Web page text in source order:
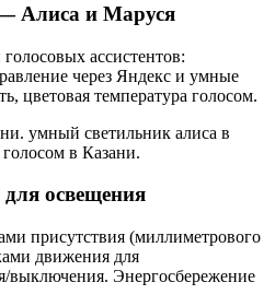
Алиса и Маруся
ассистентов:
через Яндекс и умные
цветовая температура голосом.
умный светильник алиса в
в Казани.
освещения
присутствия (миллиметрового
движения для
выключения. Энергосбережение